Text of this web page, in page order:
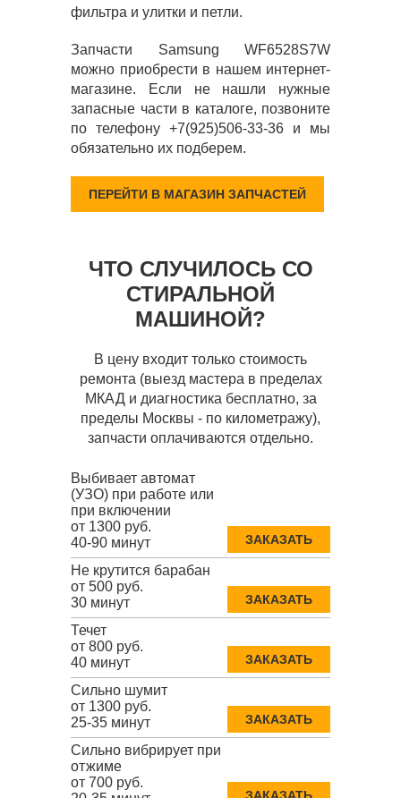
фильтра и улитки и петли.
Запчасти Samsung WF6528S7W
можно приобрести в нашем интернет-
магазине. Если не нашли нужные
запасные части в каталоге, позвоните
по телефону +7(925)506-33-36 и мы
обязательно их подберем.
ПЕРЕЙТИ В МАГАЗИН ЗАПЧАСТЕЙ
ЧТО СЛУЧИЛОСЬ СО
СТИРАЛЬНОЙ
МАШИНОЙ?
В цену входит только стоимость
ремонта (выезд мастера в пределах
МКАД и диагностика бесплатно, за
пределы Москвы - по километражу),
запчасти оплачиваются отдельно.
Выбивает автомат
(УЗО) при работе или
при включении
от 1300 руб.
40-90 минут
ЗАКАЗАТЬ
Не крутится барабан
от 500 руб.
30 минут
ЗАКАЗАТЬ
Течет
от 800 руб.
40 минут
ЗАКАЗАТЬ
Сильно шумит
от 1300 руб.
25-35 минут
ЗАКАЗАТЬ
Сильно вибрирует при
отжиме
от 700 руб.